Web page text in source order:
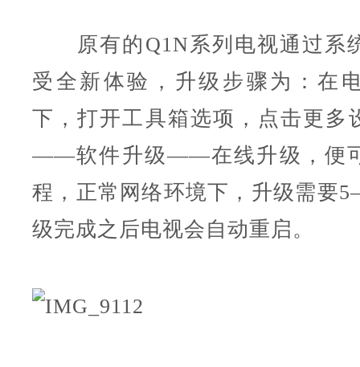
原有的Q1N系列电视通过系
受全新体验，升级步骤为：在
下，打开工具箱选项，点击更
——软件升级——在线升级，便
程，正常网络环境下，升级需要
级完成之后电视会自动重启。